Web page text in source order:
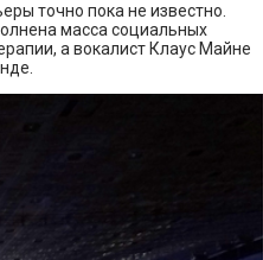
точно пока не известно.
масса социальных
а вокалист Клаус Майне